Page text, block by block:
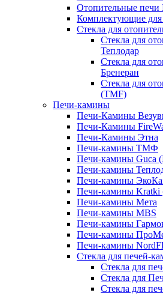
Отопительные
Комплектующие для
Стекла для
Стекла для
Теплодар
Стекла для
Бренеран
Стекла для
(TMF)
Печи-камины
Печи-Камины
Печи-Камины
Печи-Камины Этна
Печи-камины ТМФ
Печи-камины Guca
Печи-камины
Печи-камины
Печи-камины Kratki
Печи-камины Мета
Печи-камины MBS
Печи-камины
Печи-камины
Печи-камины
Стекла для печей-
Стекла для
Стекла для
Стекла для